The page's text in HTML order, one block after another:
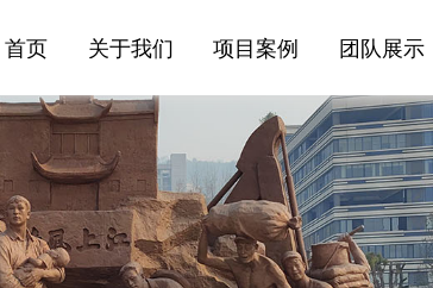
首页 关于我们 项目案例 团队展示